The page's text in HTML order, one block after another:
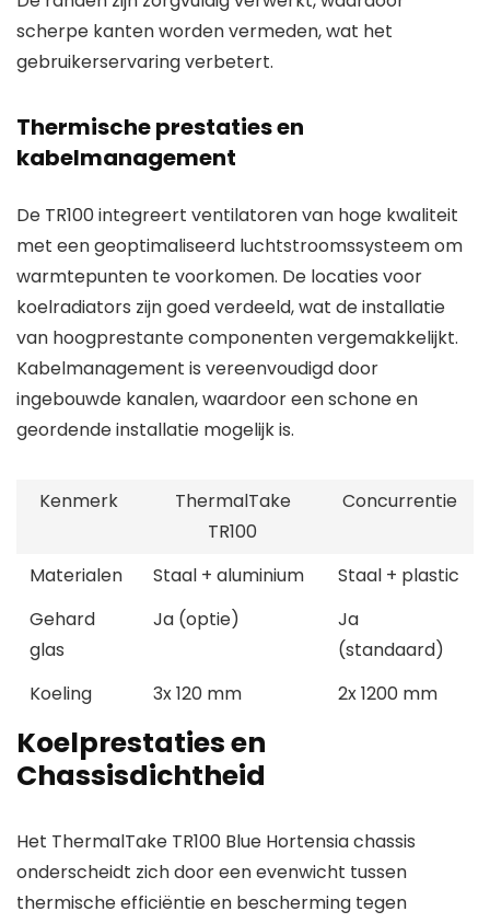
scherpe kanten worden vermeden, wat het
gebruikerservaring verbetert.
Thermische prestaties en
kabelmanagement
De TR100 integreert ventilatoren van hoge kwaliteit
met een geoptimaliseerd luchtstroomssysteem om
warmtepunten te voorkomen. De locaties voor
koelradiators zijn goed verdeeld, wat de installatie
van hoogprestante componenten vergemakkelijkt.
Kabelmanagement is vereenvoudigd door
ingebouwde kanalen, waardoor een schone en
geordende installatie mogelijk is.
Kenmerk
ThermalTake
TR100
Concurrentie
Materialen Staal + aluminium
Staal + plastic
Gehard
glas
Ja (optie)
Ja
(standaard)
Koeling
3x 120 mm 2x 1200 mm
Koelprestaties en
Chassisdichtheid
Het ThermalTake TR100 Blue Hortensia chassis
onderscheidt zich door een evenwicht tussen
thermische efficiëntie en bescherming tegen